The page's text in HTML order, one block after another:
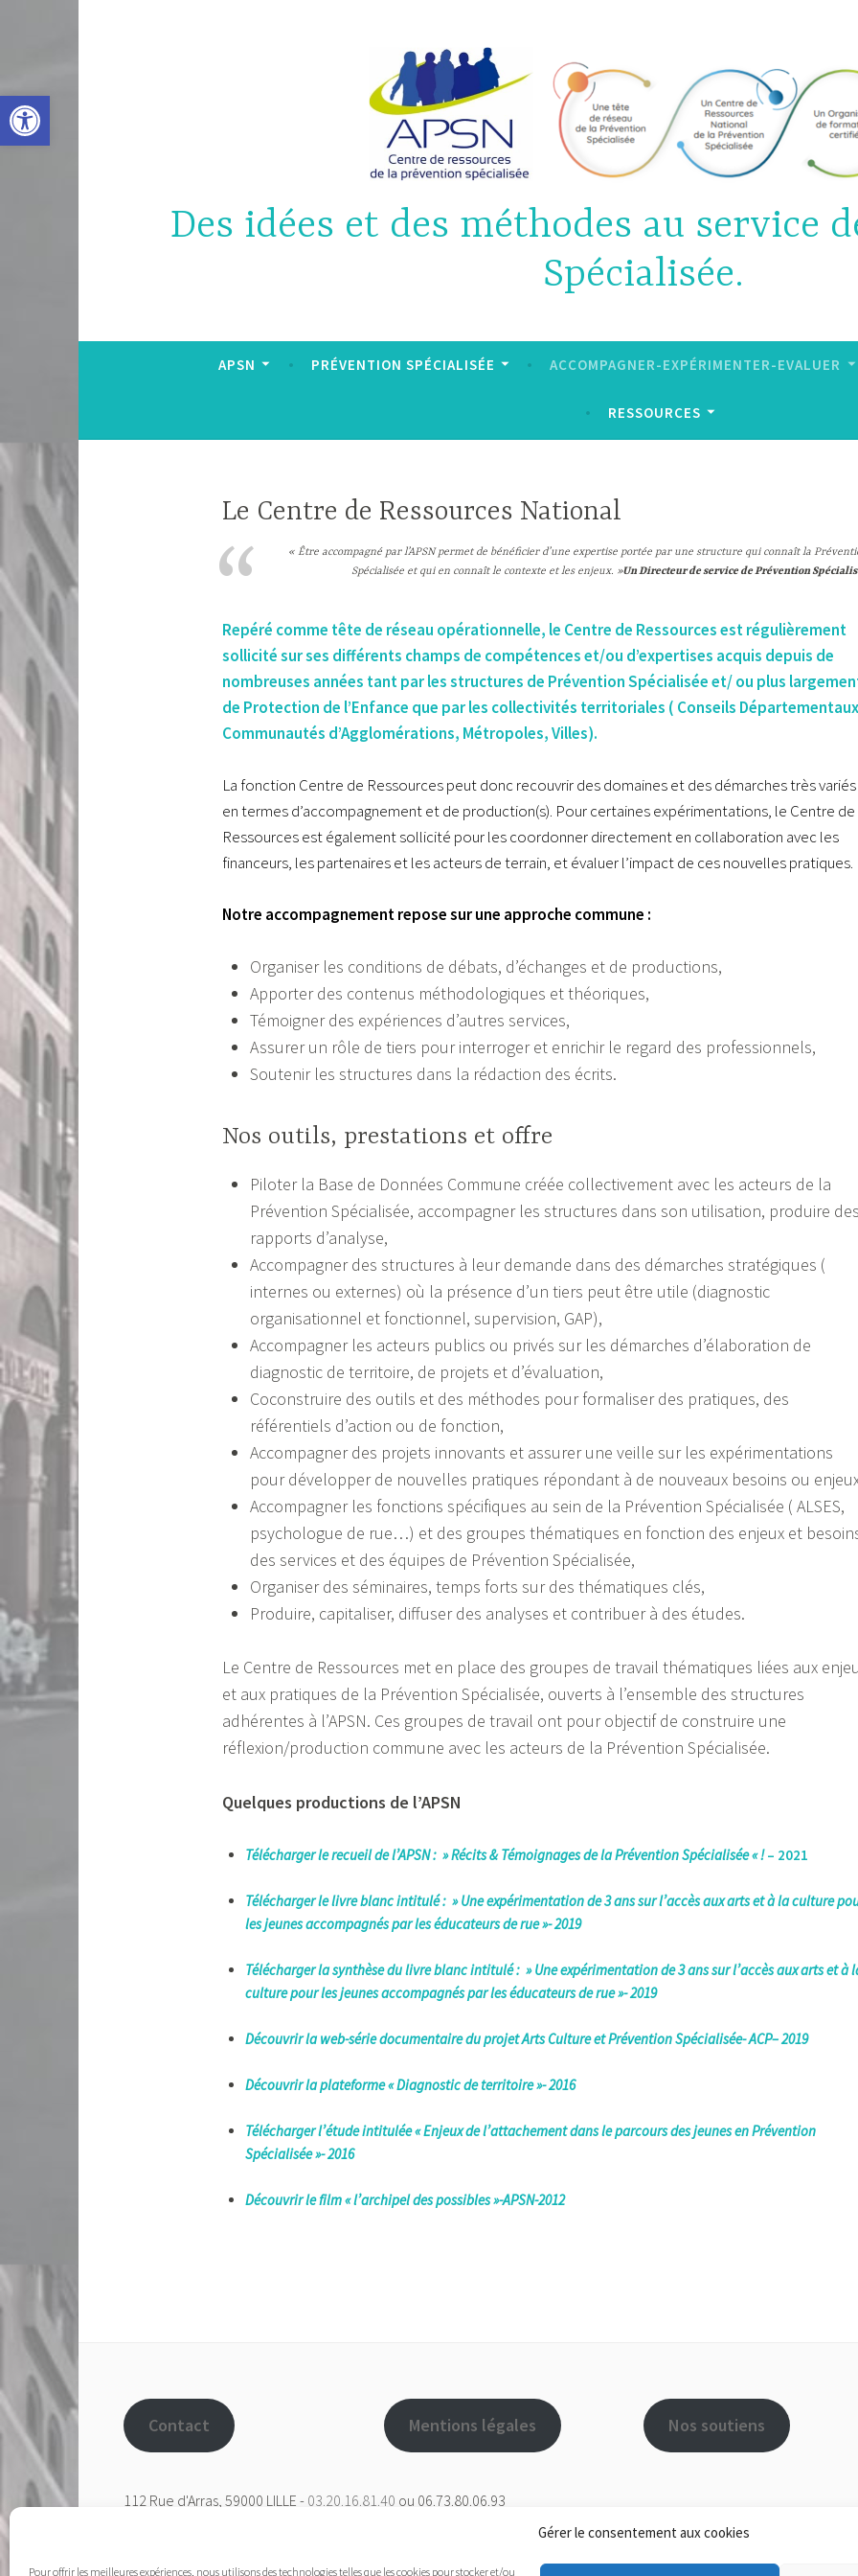
Ouvrir la barre d’outils
Gérer le consentement aux cookies
Pour offrir les meilleures expériences, nous utilisons des technologies telles que les cookies pour stocker et/ou
Des idées et des méthodes au service
Spécialisée.
APSN PRÉVENTION SPÉCIALISÉE ACCOMPAGNER-EXPÉRIMENTER-EVALUER
RESSOURCES
Le Centre de Ressources National
« Être accompagné par l’APSN permet de bénéficier d’une expertise portée par une structure qui connaît la
Spécialisée et qui en connaît le contexte et les enjeux. »Un Directeur de service de Prévention
Repéré comme tête de réseau opérationnelle, le Centre de Ressources est régulièrement
sollicité sur ses différents champs de compétences et/ou d’expertises acquis depuis de
nombreuses années tant par les structures de Prévention Spécialisée et/ ou plus
de Protection de l’Enfance que par les collectivités territoriales ( Conseils
Communautés d’Agglomérations, Métropoles, Villes).
La fonction Centre de Ressources peut donc recouvrir des domaines et des démarches très variés
en termes d’accompagnement et de production(s). Pour certaines expérimentations, le Centre de
Ressources est également sollicité pour les coordonner directement en collaboration avec les
financeurs, les partenaires et les acteurs de terrain, et évaluer l’impact de ces nouvelles pratiques.
Notre accompagnement repose sur une approche commune :
Organiser les conditions de débats, d’échanges et de productions,
Apporter des contenus méthodologiques et théoriques,
Témoigner des expériences d’autres services,
Assurer un rôle de tiers pour interroger et enrichir le regard des professionnels,
Soutenir les structures dans la rédaction des écrits.
Nos outils, prestations et offre
Piloter la Base de Données Commune créée collectivement avec les acteurs de la
Prévention Spécialisée, accompagner les structures dans son utilisation, produire
rapports d’analyse,
Accompagner des structures à leur demande dans des démarches stratégiques (
internes ou externes) où la présence d’un tiers peut être utile (diagnostic
organisationnel et fonctionnel, supervision, GAP),
Accompagner les acteurs publics ou privés sur les démarches d’élaboration de
diagnostic de territoire, de projets et d’évaluation,
Coconstruire des outils et des méthodes pour formaliser des pratiques, des
référentiels d’action ou de fonction,
Accompagner des projets innovants et assurer une veille sur les expérimentations
pour développer de nouvelles pratiques répondant à de nouveaux besoins ou
Accompagner les fonctions spécifiques au sein de la Prévention Spécialisée ( ALSES,
psychologue de rue…) et des groupes thématiques en fonction des enjeux et
des services et des équipes de Prévention Spécialisée,
Organiser des séminaires, temps forts sur des thématiques clés,
Produire, capitaliser, diffuser des analyses et contribuer à des études.
Le Centre de Ressources met en place des groupes de travail thématiques liées aux
et aux pratiques de la Prévention Spécialisée, ouverts à l’ensemble des structures
adhérentes à l’APSN. Ces groupes de travail ont pour objectif de construire une
réflexion/production commune avec les acteurs de la Prévention Spécialisée.
Quelques productions de l’APSN
Télécharger le recueil de l’APSN : » Récits & Témoignages de la Prévention Spécialisée « !– 2021
Télécharger le livre blanc intitulé : » Une expérimentation de 3 ans sur l’accès aux arts et à la culture
les jeunes accompagnés par les éducateurs de rue »- 2019
Télécharger la synthèse du livre blanc intitulé : » Une expérimentation de 3 ans sur l’accès aux arts et à
culture pour les jeunes accompagnés par les éducateurs de rue »- 2019
Découvrir la web-série documentaire du projet Arts Culture et Prévention Spécialisée- ACP– 2019
Découvrir la plateforme « Diagnostic de territoire »- 2016
Télécharger l’étude intitulée « Enjeux de l’attachement dans le parcours des jeunes en Prévention
Spécialisée »- 2016
Découvrir le film « l’archipel des possibles »-APSN-2012
Contact Mentions légales Nos soutiens
112 Rue d'Arras, 59000 LILLE - 03.20.16.81.40 ou 06.73.80.06.93
Afin d'améliorer l'accessibilité de notre site web, nous utilisons l'extension One Click Accessibility. Pour l'utiliser,